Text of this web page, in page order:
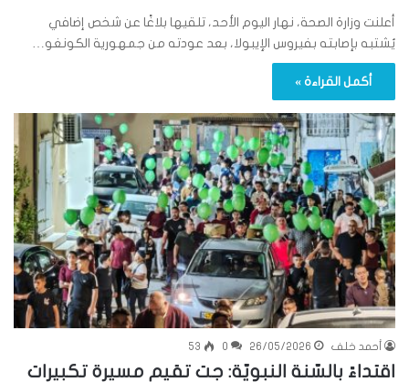
أعلنت وزارة الصحة، نهار اليوم الأحد، تلقيها بلاغًا عن شخص إضافي
يُشتبه بإصابته بفيروس الإيبولا، بعد عودته من جمهورية الكونغو…
أكمل القراءة »
أحمد خلف 26/05/2026
0
53
اقتداءً بالسّنة النبويّة: جت تقيم مسيرة تكبيرات